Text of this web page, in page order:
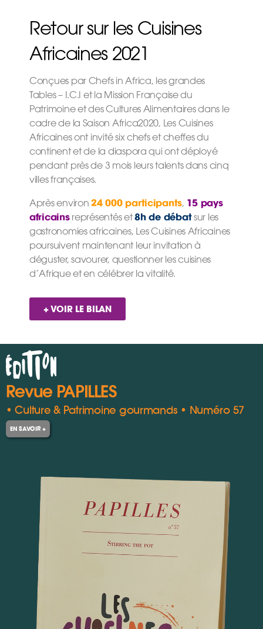
Retour sur les Cuisines
Africaines 2021
Conçues par Chefs in Africa, les grandes
Tables – I.C.I et la Mission Française du
Patrimoine et des Cultures Alimentaires dans le
cadre de la Saison Africa2020, Les Cuisines
Africaines ont invité six chefs et cheffes du
continent et de la diaspora qui ont déployé
pendant près de 3 mois leurs talents dans cinq
villes françaises.
Après environ24 000 participants, 15 pays
africainsreprésentés et8h de débatsur les
gastronomies africaines, Les Cuisines Africaines
poursuivent maintenant leur invitation à
déguster, savourer, questionner les cuisines
d’Afrique et en célébrer la vitalité.
+ VOIR LE BILAN
Revue PAPILLES
• Culture & Patrimoine gourmands • Numéro 57
EN SAVOIR +